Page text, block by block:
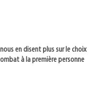
en disent plus sur le choix
à la première personne